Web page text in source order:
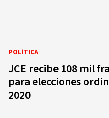
POLÍTICA
JCE recibe 108 mil
para elecciones
2020